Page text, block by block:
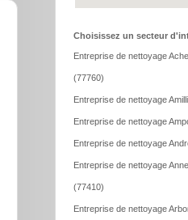
Choisissez un secteur
Entreprise de nettoyage
(77760)
Entreprise de nettoyage
Entreprise de nettoyage
Entreprise de nettoyage
Entreprise de nettoyage
(77410)
Entreprise de nettoyage